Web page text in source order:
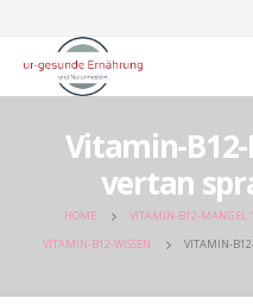
Vitamin-
vertan
HOME
VITAMIN-B12-MANGEL:
VITAMIN-B12-WISSEN
VITAMIN-